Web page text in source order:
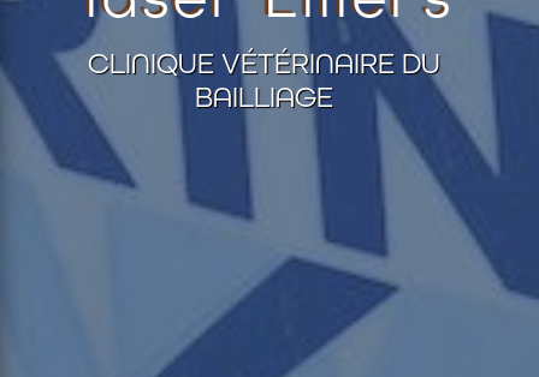
CLINIQUE VÉTÉRINAIRE DU
BAILLIAGE